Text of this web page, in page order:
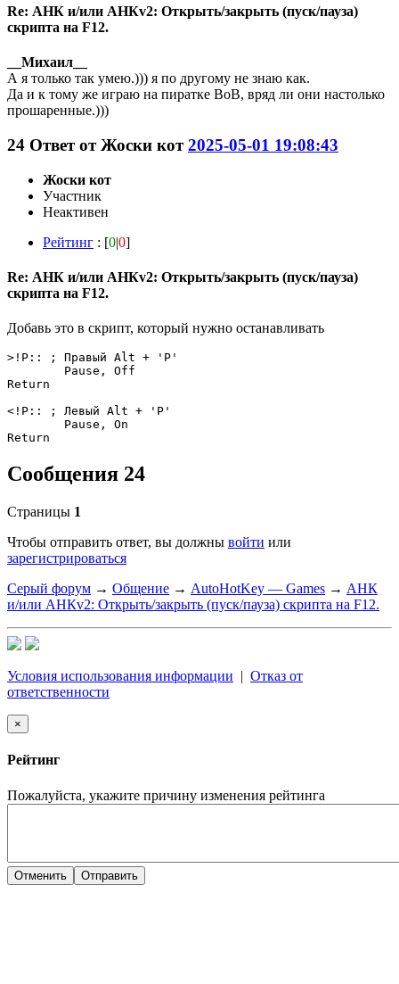
Re: АНК и/или АНКv2: Открыть/закрыть (пуск/пауза)
скрипта на F12.
__Михаил__
А я только так умею.))) я по другому не знаю как.
Да и к тому же играю на пиратке ВоВ, вряд ли они настолько
прошаренные.)))
24 Ответ отЖоски кот 2025-05-01 19:08:43
Жоски кот
Участник
Неактивен
Рейтинг : [0|0]
Re: АНК и/или АНКv2: Открыть/закрыть (пуск/пауза)
скрипта на F12.
Добавь это в скрипт, который нужно останавливать
>!P:: ; Правый Alt + 'P'
Return
<!P:: ; Левый Alt + 'P'
Return
Сообщения 24
Страницы 1
Чтобы отправить ответ, вы должны войти или
зарегистрироваться
Серый форум → Общение → AutoHotKey — Games → АНК
и/или АНКv2: Открыть/закрыть (пуск/пауза) скрипта на F12.
Условия использования информации | Отказ от
ответственности
×
Рейтинг
Пожалуйста, укажите причину изменения рейтинга
Отменить Отправить